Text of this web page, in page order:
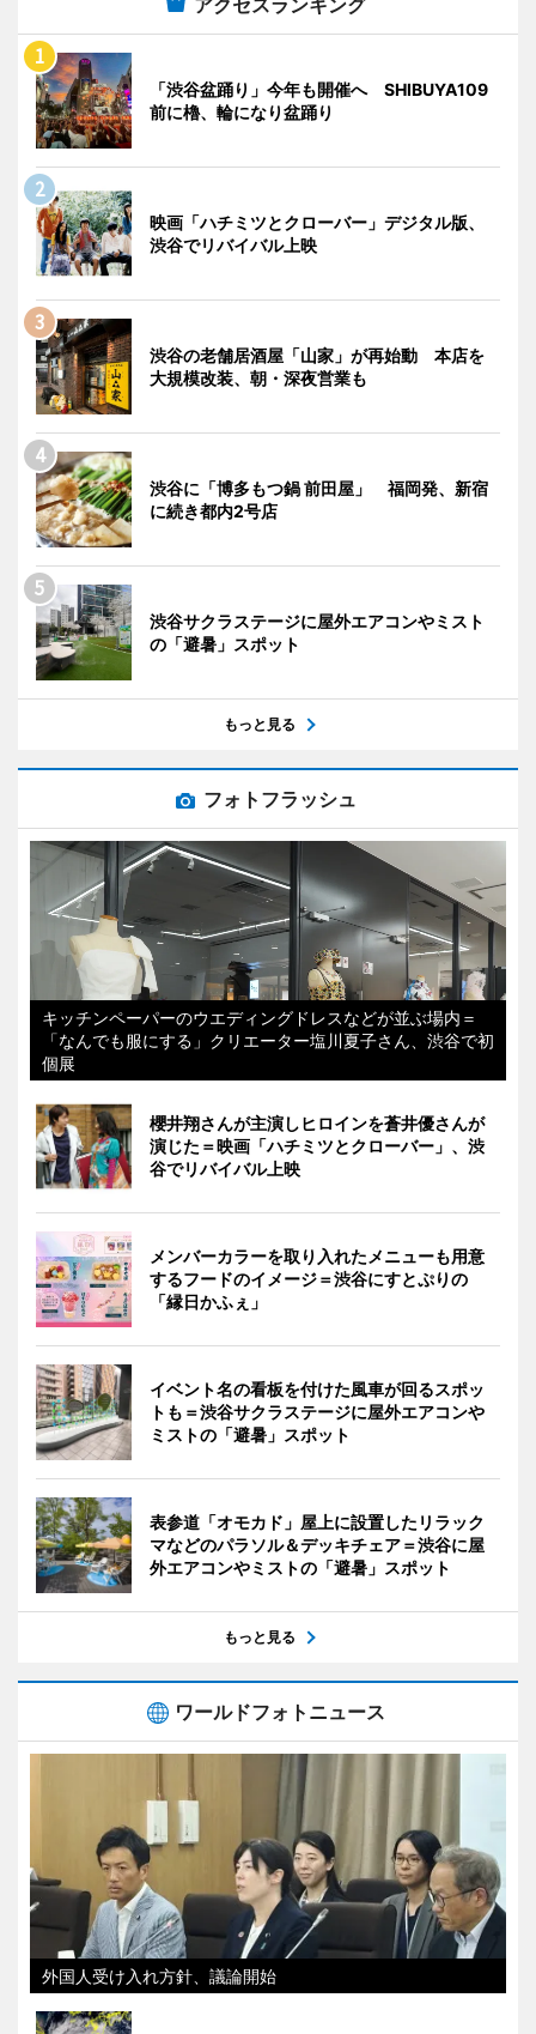
「渋谷盆踊り」今年も開催へ SHIBUYA109
前に櫓、輪になり盆踊り
映画「ハチミツとクローバー」デジタル版、
渋谷でリバイバル上映
渋谷の老舗居酒屋「山家」が再始動 本店を
大規模改装、朝・深夜営業も
渋谷に「博多もつ鍋 前田屋」 福岡発、新宿
に続き都内2号店
渋谷サクラステージに屋外エアコンやミスト
の「避暑」スポット
もっと見る
フォトフラッシュ
キッチンペーパーのウエディングドレスなどが並ぶ場内＝
「なんでも服にする」クリエーター塩川夏子さん、渋谷で初
個展
櫻井翔さんが主演しヒロインを蒼井優さんが
演じた＝映画「ハチミツとクローバー」、渋
谷でリバイバル上映
メンバーカラーを取り入れたメニューも用意
するフードのイメージ＝渋谷にすとぷりの
「縁日かふぇ」
イベント名の看板を付けた風車が回るスポッ
トも＝渋谷サクラステージに屋外エアコンや
ミストの「避暑」スポット
表参道「オモカド」屋上に設置したリラック
マなどのパラソル＆デッキチェア＝渋谷に屋
外エアコンやミストの「避暑」スポット
もっと見る
ワールドフォトニュース
外国人受け入れ方針、議論開始